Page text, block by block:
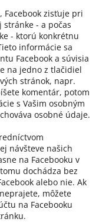
Facebook zisťuje pri
stránke - a počas
- ktorú konkrétnu
informácie sa
Facebook a súvisia
na jedno z tlačidiel
stránok, napr.
komentár, potom
s Vašim osobným
osobné údaje.
návšteve našich
na Facebooku v
dochádza bez
alebo nie. Ak
môžete
na Facebooku